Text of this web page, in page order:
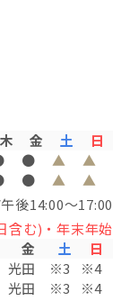
木 金 土
日
● ▲
▲
● ▲
▲
後14:00～17:00
含む)・年末年始
金 土
日
光田 ※3
※4
光田 ※3
※4